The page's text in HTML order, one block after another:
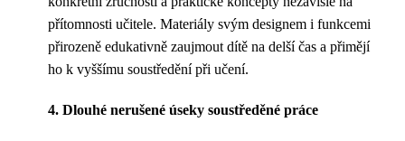
přítomnosti učitele. Materiály svým designem i funkcemi
přirozeně edukativně zaujmout dítě na delší čas a přimějí
ho k vyššímu soustředění při učení.
4. Dlouhé nerušené úseky soustředěné práce